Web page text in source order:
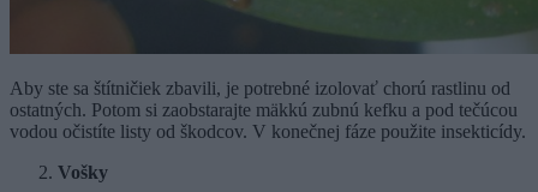
Aby ste sa štítničiek zbavili, je potrebné izolovať chorú rastlinu od
ostatných. Potom si zaobstarajte mäkkú zubnú kefku a pod tečúcou
vodou očistíte listy od škodcov. V konečnej fáze použite insekticídy.
Vošky